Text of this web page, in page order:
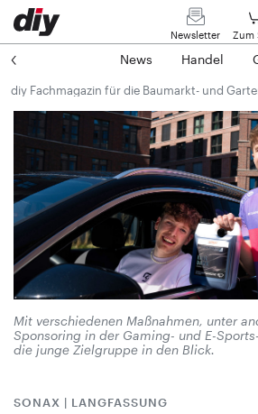
Newsletter Zum
News Handel
diy Fachmagazin für die Baumarkt- und
Mit verschiedenen Maßnahmen, unter
Sponsoring in der Gaming- und E-
die junge Zielgruppe in den Blick.
SONAX | LANGFASSUNG